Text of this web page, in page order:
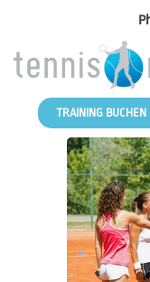
TRAINING BUCHEN